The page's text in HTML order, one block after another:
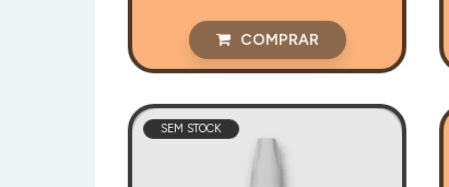
COMPRAR
SEM STOCK